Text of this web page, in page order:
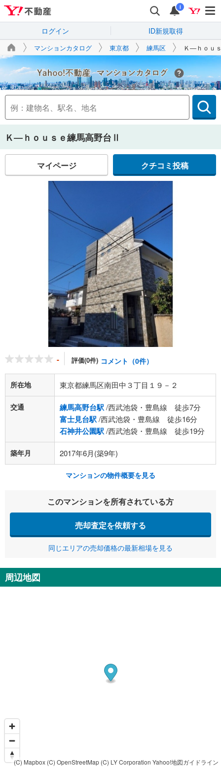
i
ログイン ID新規取得
マンションカタログ 東京都 練馬区 Ｋ―ｈｏｕ
Yahoo!不動産
Ｋ―ｈｏｕｓｅ練馬高野台Ⅱ
マイページ クチコミ投稿
- 評価(0件) コメント（0件）
所在地 東京都練馬区南田中３丁目１９－２
交通 練馬高野台駅/西武池袋・豊島線 徒歩7分
富士見台駅/西武池袋・豊島線 徒歩16分
石神井公園駅/西武池袋・豊島線 徒歩19分
築年月 2017年6月(築9年)
マンションの物件概要を見る
このマンションを所有されている方
売却査定を依頼する
同じエリアの売却価格の最新相場を見る
周辺地図
(C) Mapbox (C) OpenStreetMap (C) LY Corporation Yahoo!地図ガイドライン